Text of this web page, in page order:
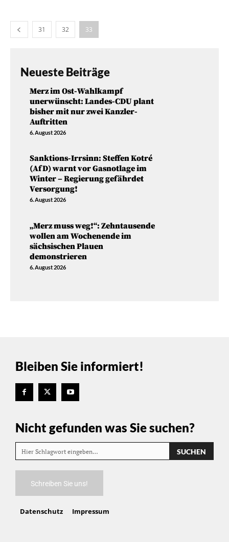
31 32 33
Neueste Beiträge
Merz im Ost-Wahlkampf
unerwünscht: Landes-CDU plant
bisher mit nur zwei Kanzler-
Auftritten
6. August 2026
Sanktions-Irrsinn: Steffen Kotré
(AfD) warnt vor Gasnotlage im
Winter – Regierung gefährdet
Versorgung!
6. August 2026
„Merz muss weg!“: Zehntausende
wollen am Wochenende im
sächsischen Plauen
demonstrieren
6. August 2026
Bleiben Sie informiert!
Nicht gefunden was Sie suchen?
Hier Schlagwort eingeben… SUCHEN
Schreiben Sie uns!
Datenschutz Impressum